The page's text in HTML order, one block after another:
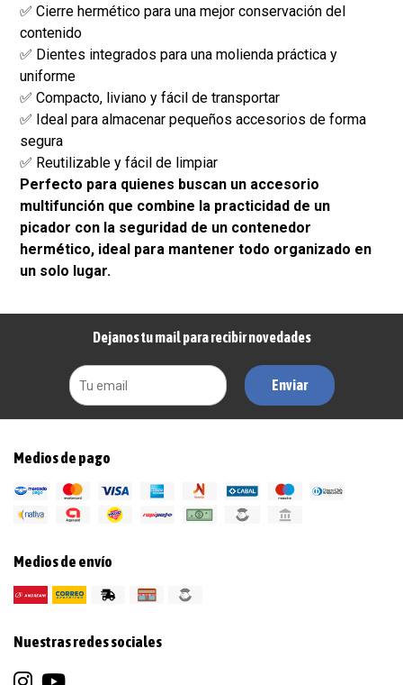
✅ Cierre hermético para una mejor conservación del
contenido
✅ Dientes integrados para una molienda práctica y
uniforme
✅ Compacto, liviano y fácil de transportar
✅ Ideal para almacenar pequeños accesorios de forma
segura
✅ Reutilizable y fácil de limpiar
Perfecto para quienes buscan un accesorio
multifunción que combine la practicidad de un
picador con la seguridad de un contenedor
hermético, ideal para mantener todo organizado en
un solo lugar.
Dejanos tu mail para recibir novedades
Enviar
Medios de pago
Medios de envío
Nuestras redes sociales